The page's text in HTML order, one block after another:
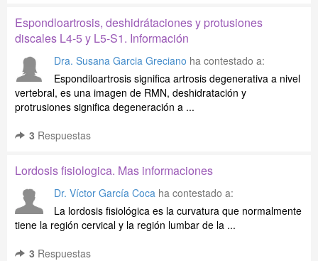
Espondloartrosis, deshidrátaciones y protusiones
discales L4-5 y L5-S1. Información
Dra. Susana Garcia Greciano ha contestado a:
Espondiloartrosis significa artrosis degenerativa a nivel
vertebral, es una imagen de RMN, deshidratación y
protrusiones significa degeneración a ...
3 Respuestas
Lordosis fisiologica. Mas informaciones
Dr. Víctor García Coca ha contestado a:
La lordosis fisiológica es la curvatura que normalmente
tiene la región cervical y la región lumbar de la ...
3 Respuestas